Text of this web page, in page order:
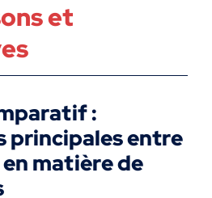
et
:
principales entre
en matière de